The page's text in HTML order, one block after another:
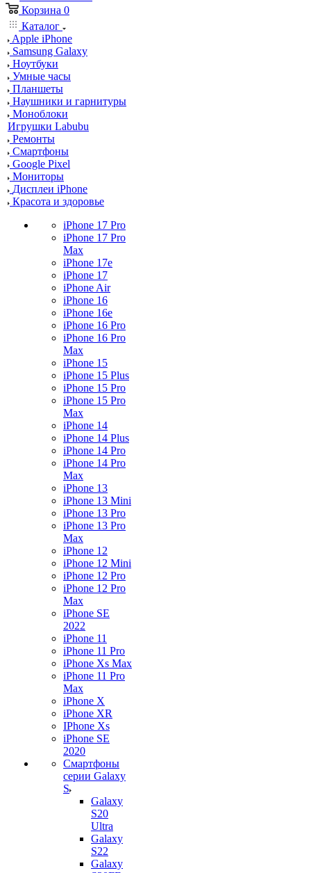
Корзина 0
Каталог
Apple iPhone
Samsung Galaxy
Ноутбуки
Умные часы
Планшеты
Наушники и гарнитуры
Моноблоки
Игрушки Labubu
Ремонты
Смартфоны
Google Pixel
Мониторы
Дисплеи iPhone
Красота и здоровье
iPhone 17 Pro
iPhone 17 Pro
Max
iPhone 17e
iPhone 17
iPhone Air
iPhone 16
iPhone 16e
iPhone 16 Pro
iPhone 16 Pro
Max
iPhone 15
iPhone 15 Plus
iPhone 15 Pro
iPhone 15 Pro
Max
iPhone 14
iPhone 14 Plus
iPhone 14 Pro
iPhone 14 Pro
Max
iPhone 13
iPhone 13 Mini
iPhone 13 Pro
iPhone 13 Pro
Max
iPhone 12
iPhone 12 Mini
iPhone 12 Pro
iPhone 12 Pro
Max
iPhone SE
2022
iPhone 11
iPhone 11 Pro
iPhone Xs Max
iPhone 11 Pro
Max
iPhone X
iPhone XR
IPhone Xs
iPhone SE
2020
Смартфоны
серии Galaxy
S
Galaxy
S20
Ultra
Galaxy
S22
Galaxy